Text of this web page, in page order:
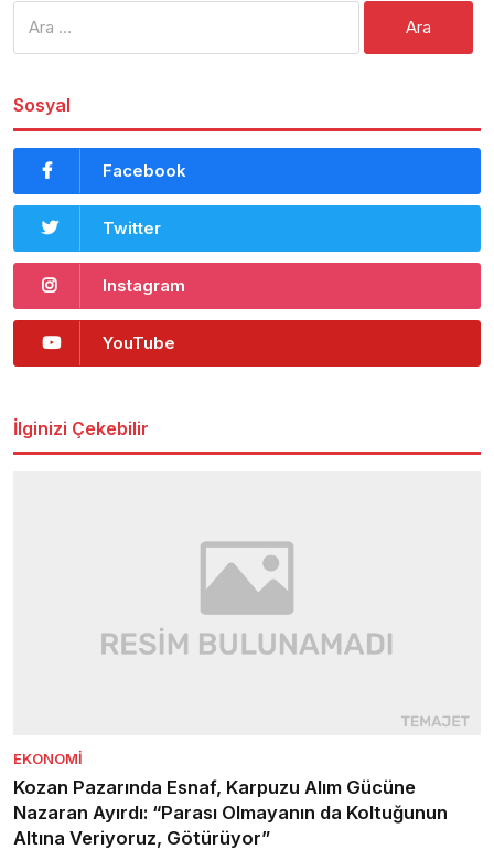
Sosyal
Facebook
Twitter
Instagram
YouTube
İlginizi Çekebilir
EKONOMI
Kozan Pazarında Esnaf, Karpuzu Alım Gücüne
Nazaran Ayırdı: “Parası Olmayanın da Koltuğunun
Altına Veriyoruz, Götürüyor”